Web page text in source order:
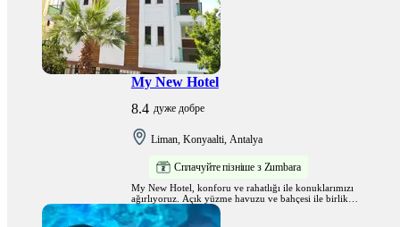
My New Hotel
дуже добре
8.4
Liman, Konyaalti, Antalya
Сплачуйте пізніше з Zumbara
My New Hotel, konforu ve rahatlığı ile konuklarımızı
ağırlıyoruz. Açık yüzme havuzu ve bahçesi ile birlikte
huzur veriyor.